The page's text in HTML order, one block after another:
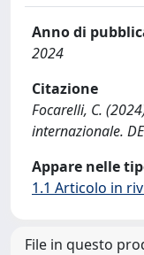
Anno di
2024
Citazione
Focarelli, C.
internazionale.
Appare nelle
1.1 Articolo in
File in questo